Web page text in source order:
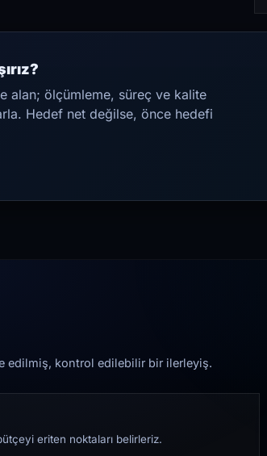
alan; ölçümleme, süreç ve kalite
Hedef net değilse, önce hedefi
edilmiş, kontrol edilebilir bir ilerleyiş.
eriten noktaları belirleriz.